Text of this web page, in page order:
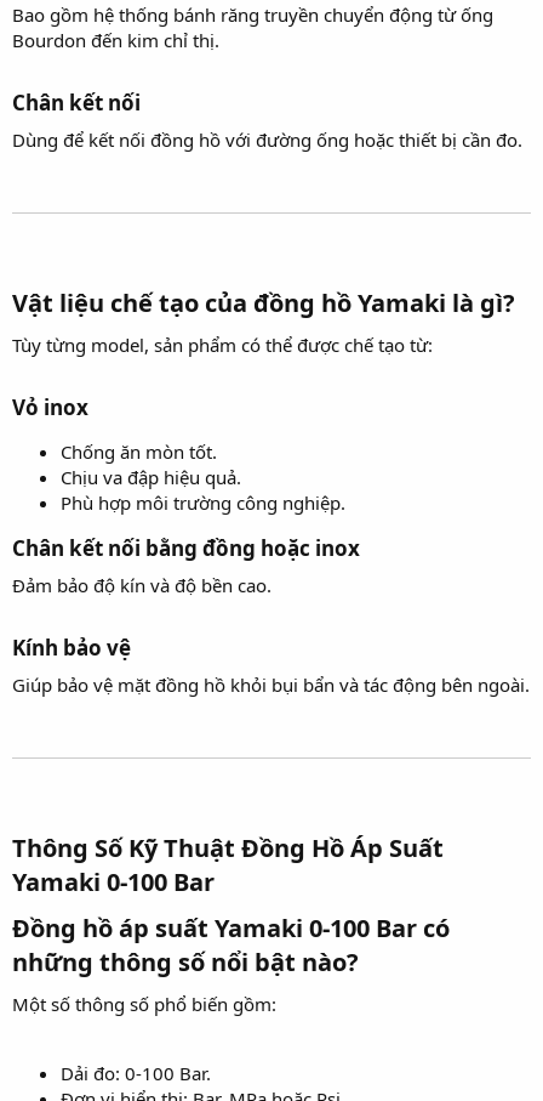
Bao gồm hệ thống bánh răng truyền chuyển động từ ống
Bourdon đến kim chỉ thị.
Chân kết nối​
Dùng để kết nối đồng hồ với đường ống hoặc thiết bị cần đo.
Vật liệu chế tạo của đồng hồ Yamaki là gì?​
Tùy từng model, sản phẩm có thể được chế tạo từ:
Vỏ inox​
Chống ăn mòn tốt.
Chịu va đập hiệu quả.
Phù hợp môi trường công nghiệp.
Chân kết nối bằng đồng hoặc inox​
Đảm bảo độ kín và độ bền cao.
Kính bảo vệ​
Giúp bảo vệ mặt đồng hồ khỏi bụi bẩn và tác động bên ngoài.
Thông Số Kỹ Thuật Đồng Hồ Áp Suất
Yamaki 0-100 Bar​
Đồng hồ áp suất Yamaki 0-100 Bar có
những thông số nổi bật nào?​
Một số thông số phổ biến gồm:
Dải đo: 0-100 Bar.